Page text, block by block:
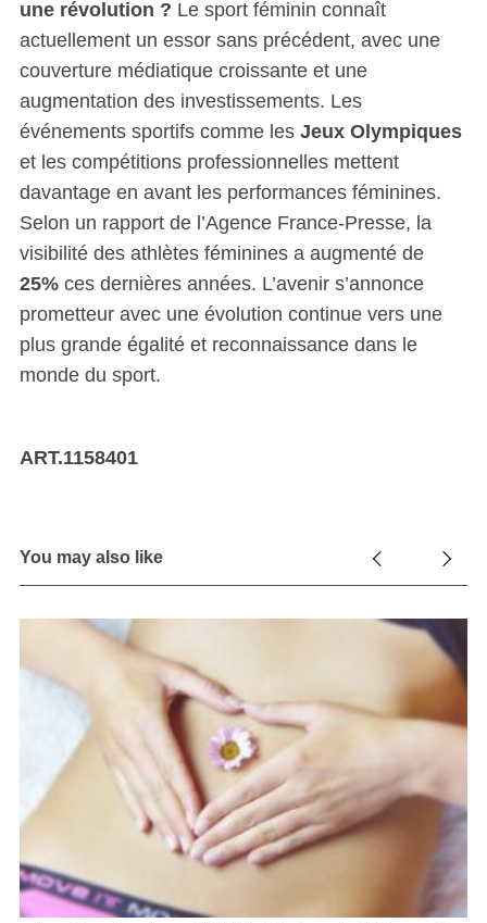
une révolution ? Le sport féminin connaît
actuellement un essor sans précédent, avec une
couverture médiatique croissante et une
augmentation des investissements. Les
événements sportifs comme les Jeux Olympiques
et les compétitions professionnelles mettent
davantage en avant les performances féminines.
Selon un rapport de l’Agence France-Presse, la
visibilité des athlètes féminines a augmenté de
25%ces dernières années. L’avenir s’annonce
prometteur avec une évolution continue vers une
plus grande égalité et reconnaissance dans le
monde du sport.
ART.1158401
You may also like